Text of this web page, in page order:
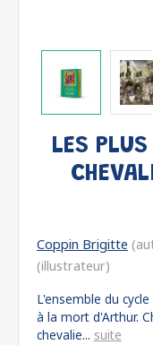
LES
Coppin Brigitte
(illustrateur)
L'ensemble du
à la mort d'Arthur.
chevalie... suite